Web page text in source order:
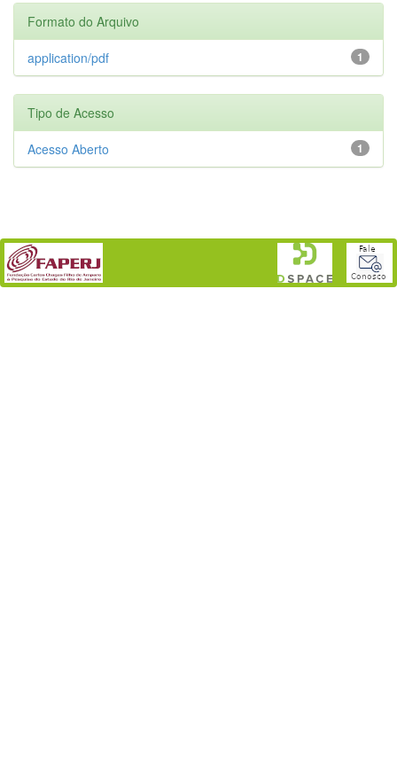
Formato do Arquivo
1
application/pdf
Tipo de Acesso
1
Acesso Aberto